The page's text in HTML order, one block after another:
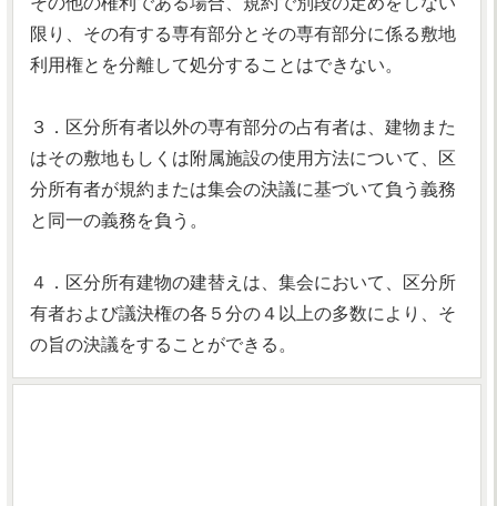
限り、その有する専有部分とその専有部分に係る敷地
利用権とを分離して処分することはできない。
３．区分所有者以外の専有部分の占有者は、建物また
はその敷地もしくは附属施設の使用方法について、区
分所有者が規約または集会の決議に基づいて負う義務
と同一の義務を負う。
４．区分所有建物の建替えは、集会において、区分所
有者および議決権の各５分の４以上の多数により、そ
の旨の決議をすることができる。